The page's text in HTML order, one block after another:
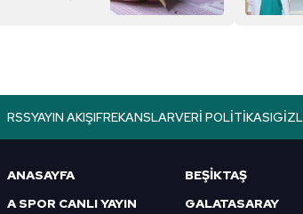
RSSYAYIN AKIŞIFREKANSLARVERI POLITIKASI
ANASAYFA
A SPOR CANLI YAYIN
BEŞİKTAŞ
GALATASARAY